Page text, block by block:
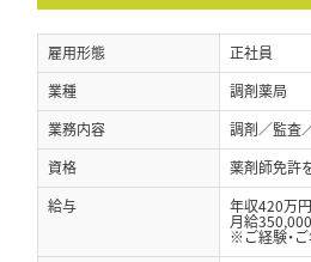
雇用形態
正社員
業種
調剤薬局
業務内容
調剤／監査
資格
薬剤師免許
給与
年収420万
月給
※ご経験・